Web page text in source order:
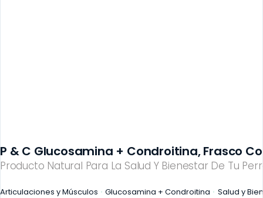
Producto Natural Para La Salud Y Bienestar De Tu
P & C Glucosamina + Condroitina, Frasco
Articulaciones y Músculos Glucosamina + Condroitina Salud y